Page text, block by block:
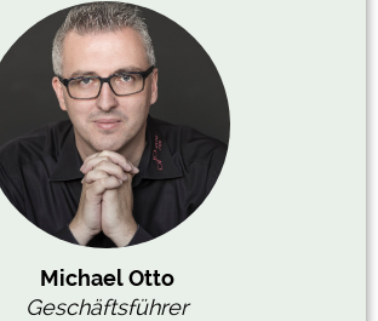
Michael Otto
Geschäftsführer